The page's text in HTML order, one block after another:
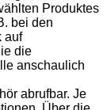
Produktes
bei den
auf
die
anschaulich
abrufbar. Je